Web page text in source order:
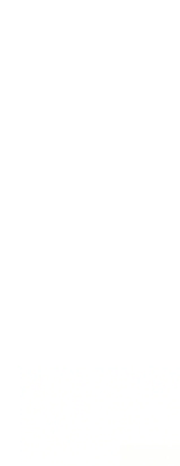
Sebelumnya, Menteri ESDM
usulan kenaikan tarif royalti
termasuk emas, tembaga,
tahap uji publik. Sehingga
Bahlil mengakui bahwa
memang melakukan exercise
perubahan tarif royalti. Hak
masukan dari para pelaku
“Jadi gini, saya ingin
teman-teman tim melakukan
itu adalah setiap peraturan
exercise dan sosialisasi untuk
pelaku,” katanya ditemui di
Bahlil lantas membeberkan
berbagai tanggapan dari
rencana tersebut. Oleh sebab
kembali formulasi kebijakan